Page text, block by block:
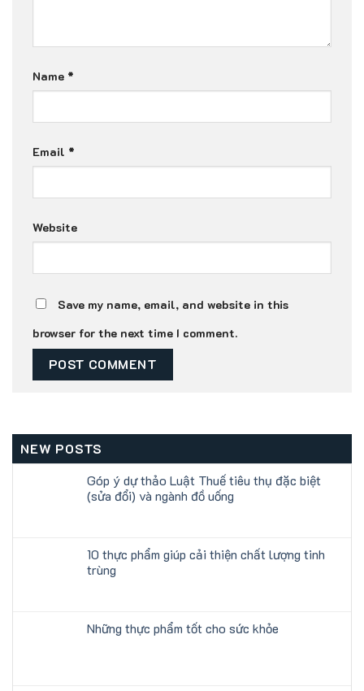
Name *
Email *
Website
Save my name, email, and website in this
browser for the next time I comment.
NEW POSTS
Góp ý dự thảo Luật Thuế tiêu thụ đặc biệt
(sửa đổi) và ngành đồ uống
10 thực phẩm giúp cải thiện chất lượng tinh
trùng
Những thực phẩm tốt cho sức khỏe